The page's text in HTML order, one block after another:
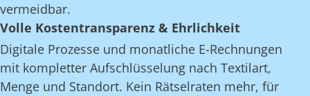
vermeidbar.
Volle Kostentransparenz & Ehrlichkeit
Digitale Prozesse und monatliche E-Rechnungen
mit kompletter Aufschlüsselung nach Textilart,
Menge und Standort. Kein Rätselraten mehr, für